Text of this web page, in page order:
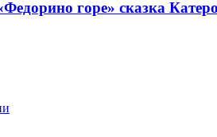
горе» сказка